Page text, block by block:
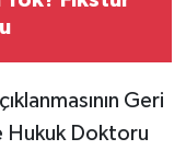
Geri
Hukuk Doktoru